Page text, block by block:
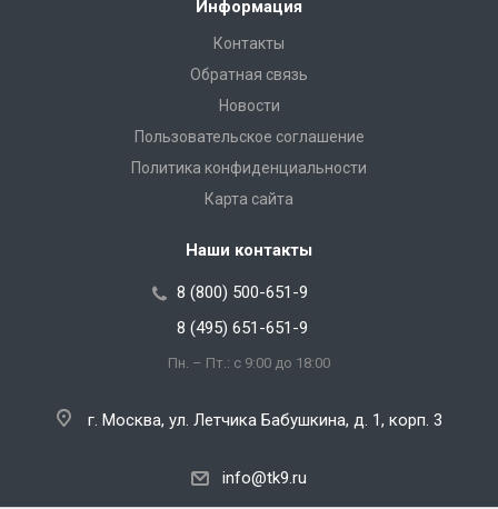
Информация
Контакты
Обратная связь
Новости
Пользовательское соглашение
Политика конфиденциальности
Карта сайта
Наши контакты
8 (800) 500-651-9
8 (495) 651-651-9
Пн. – Пт.: с 9:00 до 18:00
г. Москва, ул. Летчика Бабушкина, д. 1, корп. 3
info@tk9.ru